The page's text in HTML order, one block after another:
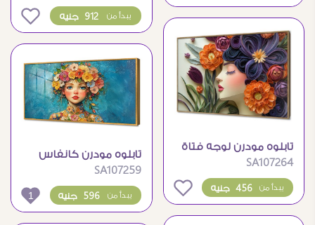
912 جنيه يبدأ من
تابلوه مودرن لوجه فتاة
بالزهور الملونة
SA107264
456 جنيه يبدأ من 0
تابلوه مودرن كانفاس
لفتاة بزهور ملونة
SA107259
596 جنيه يبدأ من 1